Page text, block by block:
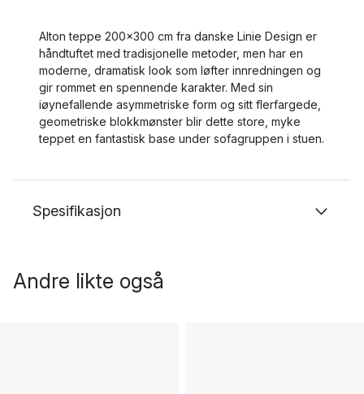
Alton teppe 200x300 cm fra danske Linie Design er
håndtuftet med tradisjonelle metoder, men har en
moderne, dramatisk look som løfter innredningen og
gir rommet en spennende karakter. Med sin
iøynefallende asymmetriske form og sitt flerfargede,
geometriske blokkmønster blir dette store, myke
teppet en fantastisk base under sofagruppen i stuen.
Spesifikasjon
Andre likte også